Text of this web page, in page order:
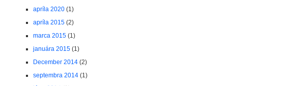
apríla 2020(1)
apríla 2015(2)
marca 2015(1)
januára 2015(1)
December 2014(2)
septembra 2014(1)